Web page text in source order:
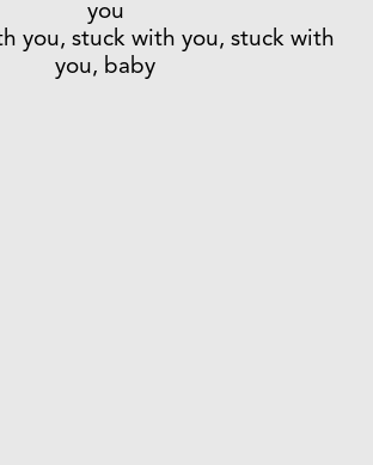
you
you, stuck with you, stuck with
you, baby